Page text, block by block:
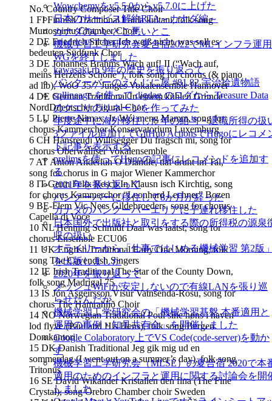
Wowchemyをv5.5.0からv5.7.0に上げた
日本のサービス解約RTA～カナダ編～
カナダのいいとこ悪いとこ
機械学習工学研究会夏合宿2022でMLインフラ運用
WGを終了しました
kawasaki.rb 9年の歴史を振り返って
バンクーバーのえんじに屋 #81,82 宇治拾遺物語
sqllineage を使って digdag のログから Treasure Data
のクエリのリネージを作ってみた
年度途中に海外移住した年の給与・退職所得の扱
3ファイル追加してGitHub ActionsでHugoにレコメ
ド記事を表示する
prelimsを使ってHugoの記事にレコメンドを追加す
る
2021年を振り返って
バンクーバーに移住して8か月が経った
カナダのバンクーバーエリアに子連れ移住した
日本国外で出版社と取引をする際の所得税の源泉
収の扱い
オライリーから「仕事ではじめる機械学習 第2版
を出版しました
2020年を振り返って
メッシュWiFiが安定しないので有線LANを張り巡
らせたんだが
機械学習工学研究会の「機械学習基盤 本番適用と
運用の事例・知見共有会」を開催しました
Google Colaboratory上でVS Code(code-server)を動か
す
機械学習工学研究会（MLSE）の夏合宿 2020で本
適用のためのインフラと運用に関する討論会を開
しました
No. Country Composer Title Choir
1 FI Finnish Traditional Laula kultani, folk song
Murtosointu Chamber Choir
2 DE Friedrich Silcher Ich weiß nicht, was soll es
bedeuten Südfunk Chor
3 DE Johannes Brahms Wach auf! II (“Wach auf,
meins Herzens Schöne”), folk song for chorus (& piano
ad lib), WoO 35/7 Junges Vokalensemble Hannover
4 DE German Traditional In einem kühlen Grunde
NordDdeutscher Figural Chor
5 LU Pierre Nimax, Jr. Wéi meng Mamm, song for
chorus Kammerchor Konservatorium Luxemburg
6 CH Hansreudi Willisegger Du fragsch mi, song for
chorus Oberwalliser Vokalensemble
7 AT Anton Anderluh O Diandle, tiaf drunt im Tal,
song for chorus in G major Wiener Kammerchor
8 IT-Germ Felix Resch In Klausn isch Kirchtig, song
for chorus Kammerchor “Leonhard Lechner” Bozen
9 BE-Flem Vic Nees Gildebroeders, song for chorus
Capella di Voce
10 NL Henning Schmidt Daar was laatst, song for
chorus Ensemble ECU06
11 UK English Traditional Early One Morning, folk
song The Cavendish Singers
12 IE Irish Traditional The Star of the County Down,
folk song Madrigal 75
13 IS Jón Asgeirsson Vísur Vatnsenda-Rósu, song for
chorus The Hamrahlíð Choir
14 NO Norwegian Traditional Poul sine høns i haven
lod flyve (Paul and His Hens), folk song Bergen
Domkantori
15 DK Danish Traditional Jeg gik mig ud en
sommerdag (I went out on a summer’s day), folk song
Tritonus
16 SE David Wikander Kristallen den fina (The Fine
Crystal), song Örebro Chamber choir Sweden